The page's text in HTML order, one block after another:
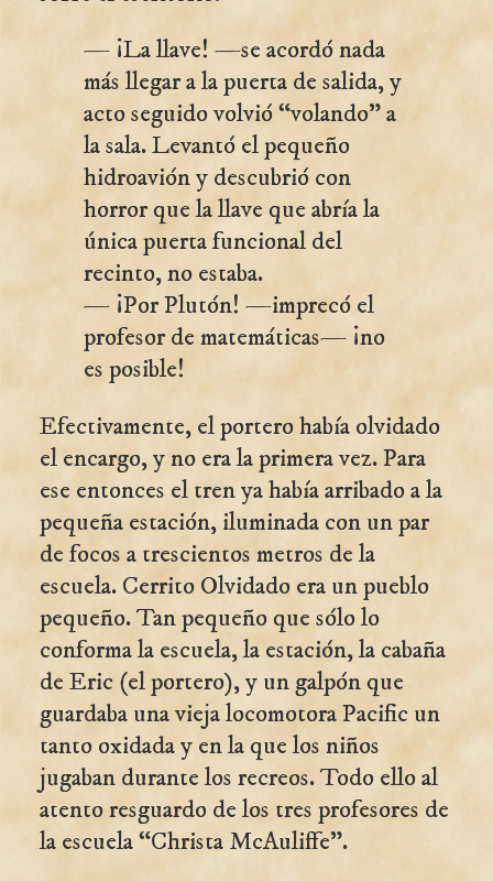
— ¡La llave! —se acordó nada
más llegar a la puerta de salida, y
acto seguido volvió “volando” a
la sala. Levantó el pequeño
hidroavión y descubrió con
horror que la llave que abría la
única puerta funcional del
recinto, no estaba.
— ¡Por Plutón! —imprecó el
profesor de matemáticas— ¡no
es posible!
Efectivamente, el portero había olvidado
el encargo, y no era la primera vez. Para
ese entonces el tren ya había arribado a la
pequeña estación, iluminada con un par
de focos a trescientos metros de la
escuela. Cerrito Olvidado era un pueblo
pequeño. Tan pequeño que sólo lo
conforma la escuela, la estación, la cabaña
de Eric (el portero), y un galpón que
guardaba una vieja locomotora Pacific un
tanto oxidada y en la que los niños
jugaban durante los recreos. Todo ello al
atento resguardo de los tres profesores de
la escuela “Christa McAuliffe”.